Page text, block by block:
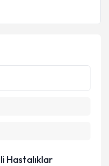
Hastalıklar